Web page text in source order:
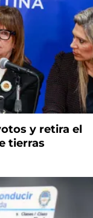
y retira el
tierras